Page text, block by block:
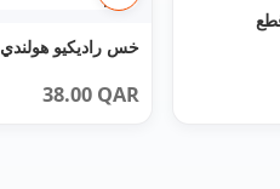
خس راديكيو هولندي 1 كجم
38.00 QAR